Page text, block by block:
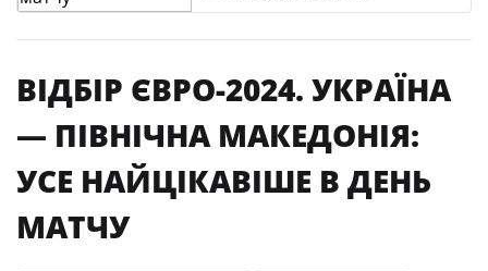
ВІДБІР ЄВРО-2024. УКРАЇНА
— ПІВНІЧНА МАКЕДОНІЯ:
УСЕ НАЙЦІКАВІШЕ В ДЕНЬ
МАТЧУ